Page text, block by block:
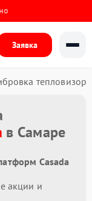
Заявка
тепловизора
в Самаре
Casada
акции и